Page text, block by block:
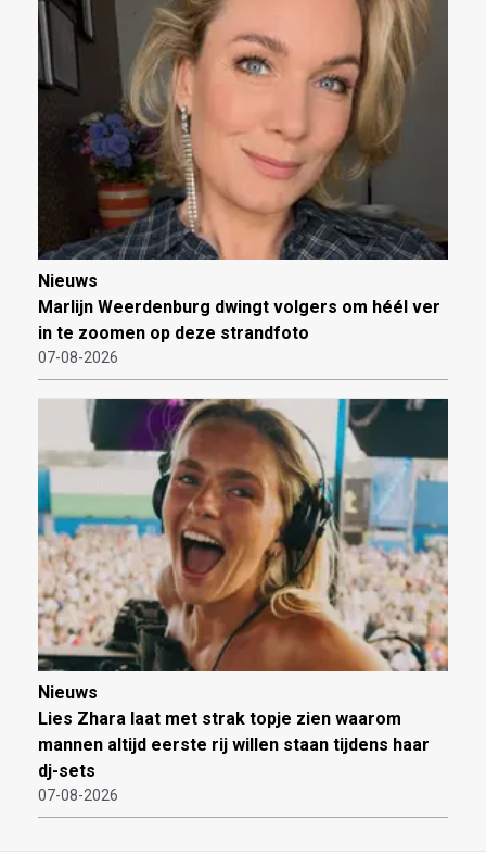
Nieuws
Marlijn Weerdenburg dwingt volgers om héél ver
in te zoomen op deze strandfoto
07-08-2026
Nieuws
Lies Zhara laat met strak topje zien waarom
mannen altijd eerste rij willen staan tijdens haar
dj-sets
07-08-2026